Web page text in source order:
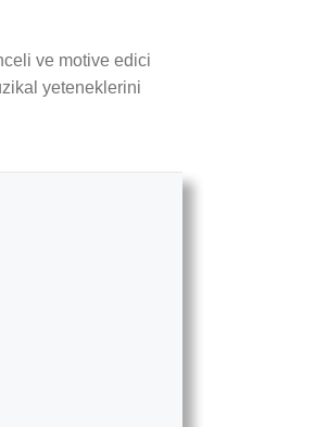
ve motive edici
yeteneklerini